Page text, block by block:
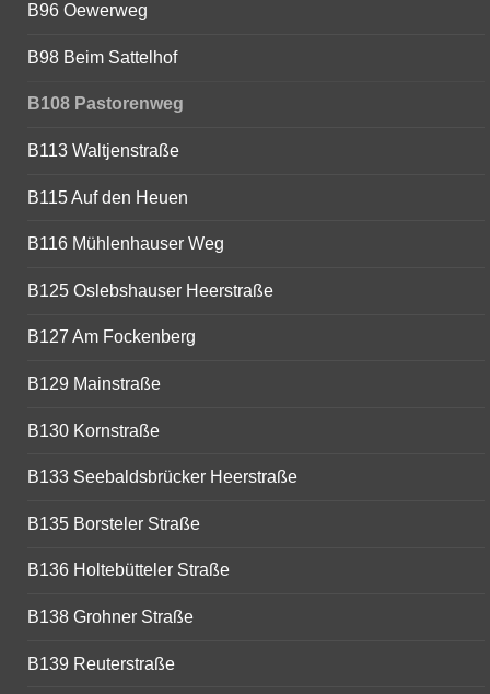
B96 Oewerweg
B98 Beim Sattelhof
B108 Pastorenweg
B113 Waltjenstraße
B115 Auf den Heuen
B116 Mühlenhauser Weg
B125 Oslebshauser Heerstraße
B127 Am Fockenberg
B129 Mainstraße
B130 Kornstraße
B133 Seebaldsbrücker Heerstraße
B135 Borsteler Straße
B136 Holtebütteler Straße
B138 Grohner Straße
B139 Reuterstraße